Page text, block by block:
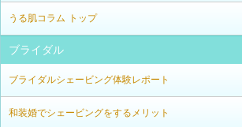
うる肌コラム トップ
ブライダル
ブライダルシェービング体験レポート
和装婚でシェービングをするメリット